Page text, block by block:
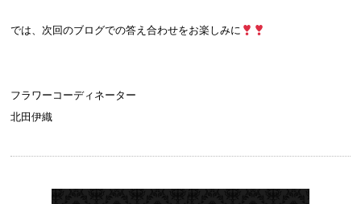
では、次回のブログでの答え合わせをお楽しみに
フラワーコーディネーター
北田伊織